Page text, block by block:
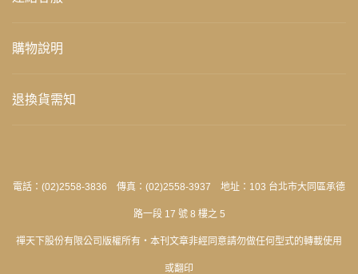
購物說明
退換貨需知
電話：(02)2558-3836 傳真：(02)2558-3937 地址：103 台北市大同區承德
路一段 17 號 8 樓之 5
禪天下股份有限公司版權所有‧本刊文章非經同意請勿做任何型式的轉載使用
或翻印